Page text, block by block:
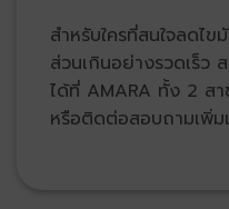
สำหรับใครที่สนใจลดไ
ส่วนเกินอย่างรวดเร็ว
ได้ที่ AMARA ทั้ง 2 ส
หรือติดต่อสอบถามเพิ่ม